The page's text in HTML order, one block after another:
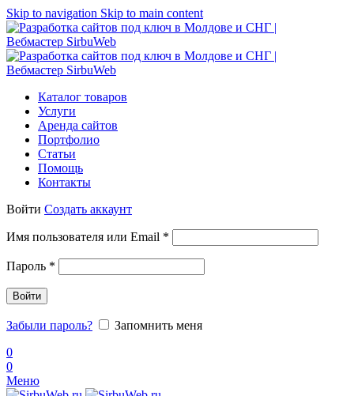
Skip to navigation Skip to main content
Каталог товаров
Услуги
Аренда сайтов
Портфолио
Статьи
Помощь
Контакты
Войти Создать аккаунт
Имя пользователя или Email *
Пароль *
Войти
Забыли пароль?
Запомнить меня
0
0
Меню